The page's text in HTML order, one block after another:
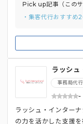
費決済」といった支
地開催だけでなく、
マンドストリーミン
Pick up記事（このサ
ラッシュ
事務局代行
-
ラッシュ・インター
の力を活かした支援